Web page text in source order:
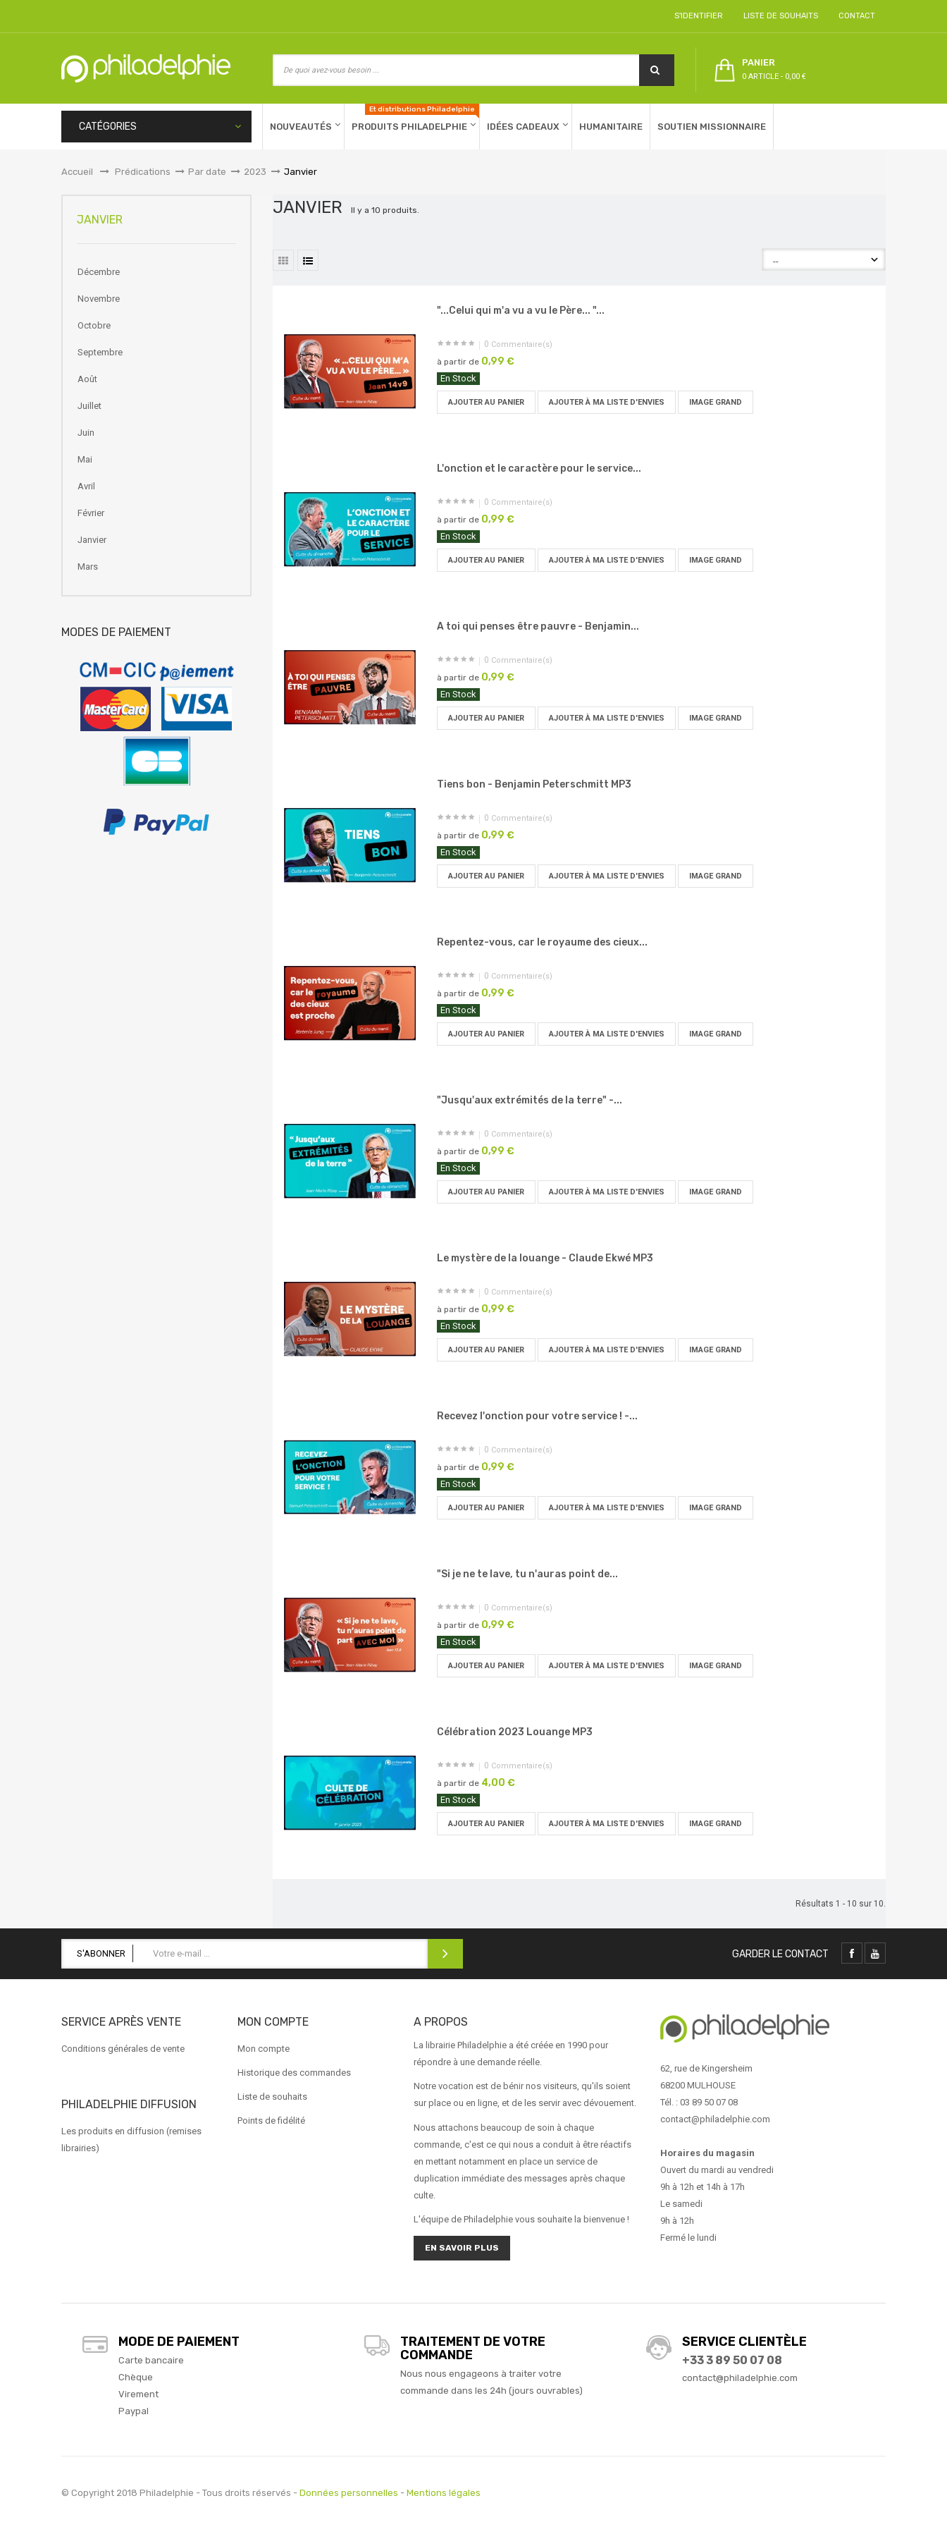
S'IDENTIFIER LISTE DE SOUHAITS CONTACT
PANIER
0 ARTICLE - 0,00 €
CATÉGORIES NOUVEAUTÉS PRODUITS PHILADELPHIE
Et distributions Philadelphie
IDÉES CADEAUX HUMANITAIRE SOUTIEN MISSIONNAIRE
Accueil &gt;Prédications > Par date > 2023 > Janvier
JANVIER
Décembre
Novembre
Octobre
Septembre
Août
Juillet
Juin
Mai
Avril
Février
Janvier
Mars
MODES DE PAIEMENT
JANVIER Il y a 10 produits.
"...Celui qui m'a vu a vu le Père... "...
0 Commentaire(s)
à partir de 0,99 €
En Stock
AJOUTER AU PANIER AJOUTER À MA LISTE D'ENVIES IMAGE GRAND
L'onction et le caractère pour le service...
0 Commentaire(s)
à partir de 0,99 €
En Stock
AJOUTER AU PANIER AJOUTER À MA LISTE D'ENVIES IMAGE GRAND
A toi qui penses être pauvre - Benjamin...
0 Commentaire(s)
à partir de 0,99 €
En Stock
AJOUTER AU PANIER AJOUTER À MA LISTE D'ENVIES IMAGE GRAND
Tiens bon - Benjamin Peterschmitt MP3
0 Commentaire(s)
à partir de 0,99 €
En Stock
AJOUTER AU PANIER AJOUTER À MA LISTE D'ENVIES IMAGE GRAND
Repentez-vous, car le royaume des cieux...
0 Commentaire(s)
à partir de 0,99 €
En Stock
AJOUTER AU PANIER AJOUTER À MA LISTE D'ENVIES IMAGE GRAND
"Jusqu'aux extrémités de la terre" -...
0 Commentaire(s)
à partir de 0,99 €
En Stock
AJOUTER AU PANIER AJOUTER À MA LISTE D'ENVIES IMAGE GRAND
Le mystère de la louange - Claude Ekwé MP3
0 Commentaire(s)
à partir de 0,99 €
En Stock
AJOUTER AU PANIER AJOUTER À MA LISTE D'ENVIES IMAGE GRAND
Recevez l'onction pour votre service ! -...
0 Commentaire(s)
à partir de 0,99 €
En Stock
AJOUTER AU PANIER AJOUTER À MA LISTE D'ENVIES IMAGE GRAND
"Si je ne te lave, tu n'auras point de...
0 Commentaire(s)
à partir de 0,99 €
En Stock
AJOUTER AU PANIER AJOUTER À MA LISTE D'ENVIES IMAGE GRAND
Célébration 2023 Louange MP3
0 Commentaire(s)
à partir de 4,00 €
En Stock
AJOUTER AU PANIER AJOUTER À MA LISTE D'ENVIES IMAGE GRAND
Résultats 1 - 10 sur 10.
S'ABONNER GARDER LE CONTACT
SERVICE APRÈS VENTE
Conditions générales de vente
PHILADELPHIE DIFFUSION
Les produits en diffusion (remises
librairies)
MON COMPTE
Mon compte
Historique des commandes
Liste de souhaits
Points de fidélité
A PROPOS
La librairie Philadelphie a été créée en 1990 pour
répondre à une demande réelle.
Notre vocation est de bénir nos visiteurs, qu'ils soient
sur place ou en ligne, et de les servir avec dévouement.
Nous attachons beaucoup de soin à chaque
commande, c'est ce qui nous a conduit à être réactifs
en mettant notamment en place un service de
duplication immédiate des messages après chaque
culte.
L'équipe de Philadelphie vous souhaite la bienvenue !
EN SAVOIR PLUS
62, rue de Kingersheim
68200 MULHOUSE
Tél. : 03 89 50 07 08
contact@philadelphie.com
Horaires du magasin
Ouvert du mardi au vendredi
9h à 12h et 14h à 17h
Le samedi
9h à 12h
Fermé le lundi
MODE DE PAIEMENT
Carte bancaire
Chèque
Virement
Paypal
TRAITEMENT DE VOTRE
COMMANDE
Nous nous engageons à traiter votre
commande dans les 24h (jours ouvrables)
SERVICE CLIENTÈLE
+33 3 89 50 07 08
contact@philadelphie.com
© Copyright 2018 Philadelphie - Tous droits réservés - Données personnelles - Mentions légales